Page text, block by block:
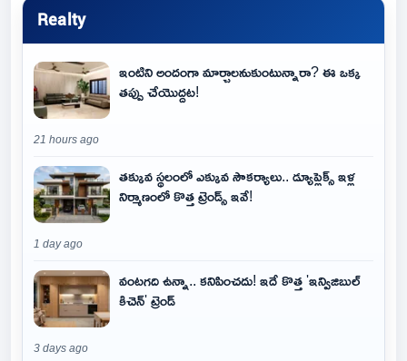
Realty
ఇంటిని అందంగా మార్చాలనుకుంటున్నారా? ఈ ఒక్క
తప్పు చేయొద్దట!
21 hours ago
తక్కువ స్థలంలో ఎక్కువ సౌకర్యాలు.. డ్యూప్లెక్స్ ఇళ్ల
నిర్మాణంలో కొత్త ట్రెండ్స్ ఇవే!
1 day ago
వంటగది ఉన్నా.. కనిపించదు! ఇదే కొత్త 'ఇన్విజిబుల్
కిచెన్' ట్రెండ్
3 days ago